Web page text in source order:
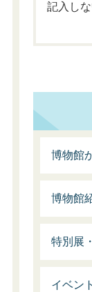
記入しな
博物館
博物館
特別展
イベン